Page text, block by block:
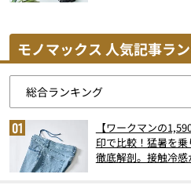
モノマックス 人気記事ラ
【ワークマンの
印で比較！猛暑を
徹底解剖。接触冷